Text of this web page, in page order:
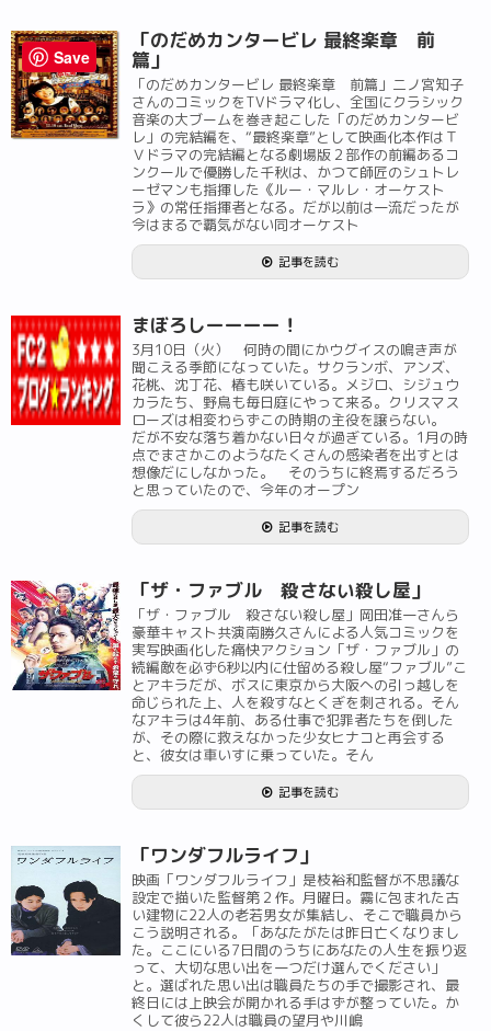
「のだめカンタービレ 最終楽章 前
篇」
「のだめカンタービレ 最終楽章 前篇」二ノ宮知子
さんのコミックをTVドラマ化し、全国にクラシック
音楽の大ブームを巻き起こした「のだめカンタービ
レ」の完結編を、“最終楽章”として映画化本作はＴ
Ｖドラマの完結編となる劇場版２部作の前編あるコ
ンクールで優勝した千秋は、かつて師匠のシュトレ
ーゼマンも指揮した《ルー・マルレ・オーケスト
ラ》の常任指揮者となる。だが以前は一流だったが
今はまるで覇気がない同オーケスト
記事を読む
まぼろしーーーー！
3月10日（火） 何時の間にかウグイスの鳴き声が
聞こえる季節になっていた。サクランボ、アンズ、
花桃、沈丁花、椿も咲いている。メジロ、シジュウ
カラたち、野鳥も毎日庭にやって来る。クリスマス
ローズは相変わらずこの時期の主役を譲らない。
だが不安な落ち着かない日々が過ぎている。1月の時
点でまさかこのようなたくさんの感染者を出すとは
想像だにしなかった。 そのうちに終焉するだろう
と思っていたので、今年のオープン
記事を読む
「ザ・ファブル 殺さない殺し屋」
「ザ・ファブル 殺さない殺し屋」岡田准一さんら
豪華キャスト共演南勝久さんによる人気コミックを
実写映画化した痛快アクション「ザ・ファブル」の
続編敵を必ず6秒以内に仕留める殺し屋“ファブル”こ
とアキラだが、ボスに東京から大阪への引っ越しを
命じられた上、人を殺すなとくぎを刺される。そん
なアキラは4年前、ある仕事で犯罪者たちを倒した
が、その際に救えなかった少女ヒナコと再会する
と、彼女は車いすに乗っていた。そん
記事を読む
「ワンダフルライフ」
映画「ワンダフルライフ」是枝裕和監督が不思議な
設定で描いた監督第２作。月曜日。霧に包まれた古
い建物に22人の老若男女が集結し、そこで職員から
こう説明される。「あなたがたは昨日亡くなりまし
た。ここにいる7日間のうちにあなたの人生を振り返
って、大切な思い出を一つだけ選んでください」
と。選ばれた思い出は職員たちの手で撮影され、最
終日には上映会が開かれる手はずが整っていた。か
くして彼ら22人は職員の望月や川嶋
Save